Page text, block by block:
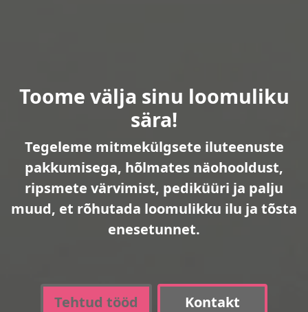
Toome välja sinu loomuliku
sära!
Tegeleme mitmekülgsete iluteenuste
pakkumisega, hõlmates näohooldust,
ripsmete värvimist, pediküüri ja palju
muud, et rõhutada loomulikku ilu ja tõsta
enesetunnet.
Tehtud tööd Kontakt